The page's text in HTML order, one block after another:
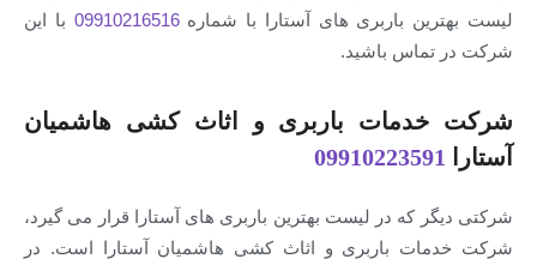
لیست بهترین باربری های آستارا با شماره09910216516 با این
شرکت در تماس باشید.
شرکت خدمات باربری و اثاث کشی هاشمیان
آستارا
09910223591
شرکتی دیگر که در لیست بهترین باربری های آستارا قرار می گیرد،
شرکت خدمات باربری و اثاث کشی هاشمیان آستارا است. در